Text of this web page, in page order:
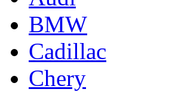
BMW
Cadillac
Chery